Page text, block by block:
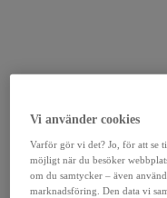
Vi använder cookies
Varför gör vi det? Jo, för att se
möjligt när du besöker
om du samtycker – även
marknadsföring. Den data vi